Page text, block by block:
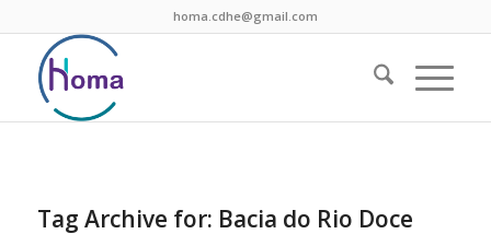
homa.cdhe@gmail.com
Tag Archive for: Bacia do Rio Doce